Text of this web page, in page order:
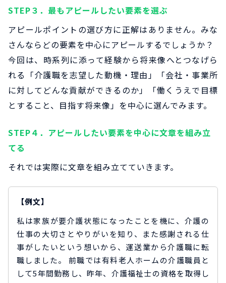
STEP３．最もアピールしたい要素を選ぶ
アピールポイントの選び方に正解はありません。みな
さんならどの要素を中心にアピールするでしょうか？
今回は、時系列に添って経験から将来像へとつなげら
れる「介護職を志望した動機・理由」「会社・事業所
に対してどんな貢献ができるのか」「働くうえで目標
とすること、目指す将来像」を中心に選んでみます。
STEP４．アピールしたい要素を中心に文章を組み立
てる
それでは実際に文章を組み立てていきます。
【例文】
私は家族が要介護状態になったことを機に、介護の
仕事の大切さとやりがいを知り、また感謝される仕
事がしたいという想いから、運送業から介護職に転
職しました。 前職では有料老人ホームの介護職員と
して5年間勤務し、昨年、介護福祉士の資格を取得し